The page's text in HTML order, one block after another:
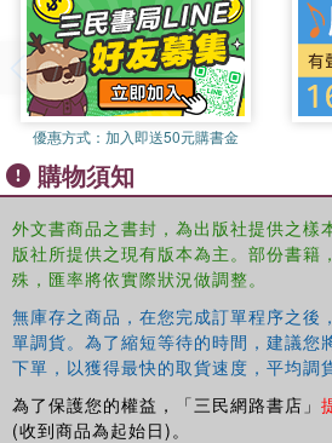
perspective on the advances leading to
properties for a range of new devices
electronic devices, structural
storage, electrodes in electrochemical
sorbents, and filters.
優惠方式： 加入即送50元購書金
購物須知
外文書商品之書封，為出版社提供之樣
版社所提供之現有版本為主。部份書籍
殊，匯率將依實際狀況做調整。
無庫存之商品，在您完成訂單程序之後
單調貨。為了縮短等待的時間，建議您
下單，以獲得最快的取貨速度，平均調
為了保護您的權益，「三民網路書店」
(收到商品為起始日)。